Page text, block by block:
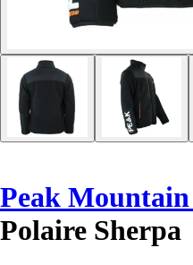
Peak Mountain
Polaire Sherpa